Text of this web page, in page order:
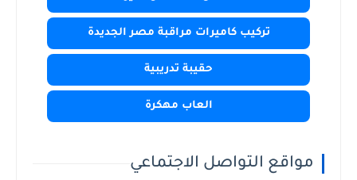
تركيب كاميرات مراقبة مصر الجديدة
حقيبة تدريبية
العاب مهكرة
مواقع التواصل الاجتماعي